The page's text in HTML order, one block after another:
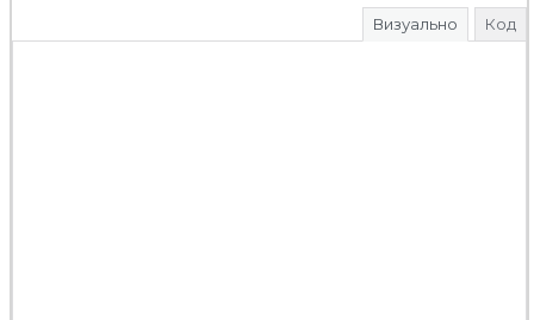
Визуально Код